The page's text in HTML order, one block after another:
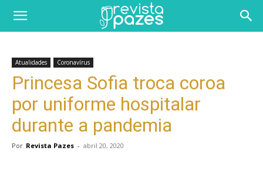
Atualidades Coronavírus
Princesa Sofia troca coroa
por uniforme hospitalar
durante a pandemia
Por Revista Pazes - abril 20, 2020